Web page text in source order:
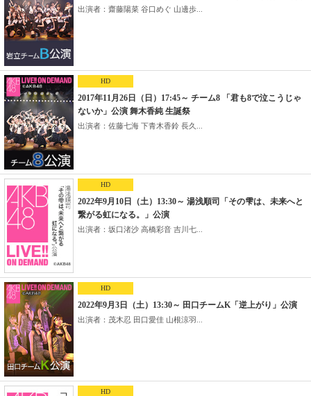
出演者：齋藤陽菜 谷口めぐ 山邊歩...
HD
2017年11月26日（日）17:45～ チーム8 「君も8で泣こうじゃ
ないか」公演 舞木香純 生誕祭
出演者：佐藤七海 下青木香鈴 長久...
HD
2022年9月10日（土）13:30～ 湯浅順司「その雫は、未来へと
繋がる虹になる。」公演
出演者：坂口渚沙 高橋彩音 吉川七...
HD
2022年9月3日（土）13:30～ 田口チームK「逆上がり」公演
出演者：茂木忍 田口愛佳 山根涼羽...
HD